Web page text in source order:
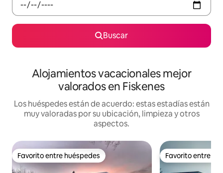
Buscar
Alojamientos vacacionales mejor
valorados en Fiskenes
Los huéspedes están de acuerdo: estas estadías están
muy valoradas por su ubicación, limpieza y otros
aspectos.
Favorito entre huéspedes
Favorito entre huéspedes Favorito entre
Favorito entre